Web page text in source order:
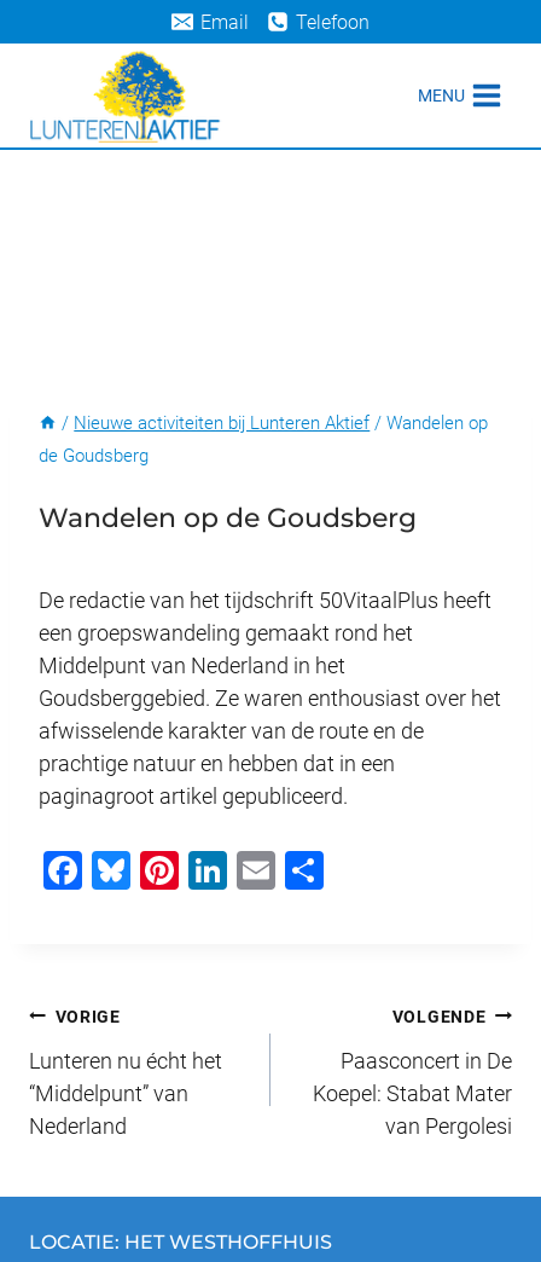
naar
Email Telefoon
MENU
/ Nieuwe activiteiten bij Lunteren Aktief / Wandelen op
de Goudsberg
Wandelen op de Goudsberg
De redactie van het tijdschrift 50VitaalPlus heeft
een groepswandeling gemaakt rond het
Middelpunt van Nederland in het
Goudsberggebied. Ze waren enthousiast over het
afwisselende karakter van de route en de
prachtige natuur en hebben dat in een
paginagroot artikel gepubliceerd.
F
b
o
o
k
Bl Pi Li
E
Bericht
navigatie
VORIGE
Lunteren nu écht het
“Middelpunt” van
Nederland
VOLGENDE
Paasconcert in De
Koepel: Stabat Mater
van Pergolesi
LOCATIE: HET WESTHOFFHUIS